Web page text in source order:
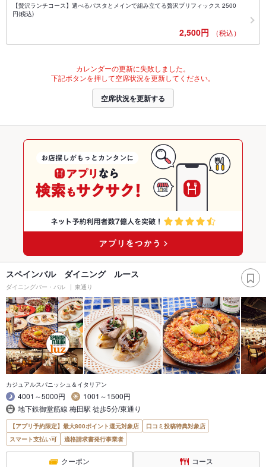
【贅沢ランチコース】選べるパスタとメインで組み立てる贅沢プリフィックス 2500
円(税込)
2,500円 （税込）
カレンダーの更新に失敗しました。
下記ボタンを押して空席状況を更新してください。
空席状況を更新する
スペインバル ダイニング ルース
ダイニングバー・バル 東通り
カジュアルスパニッシュ＆イタリアン
4001～5000円
1001～1500円
地下鉄御堂筋線 梅田駅 徒歩5分/東通り
【アプリ予約限定】最大800ポイント還元対象店
口コミ投稿特典対象店
スマート支払い可
適格請求書発行事業者
クーポン コース